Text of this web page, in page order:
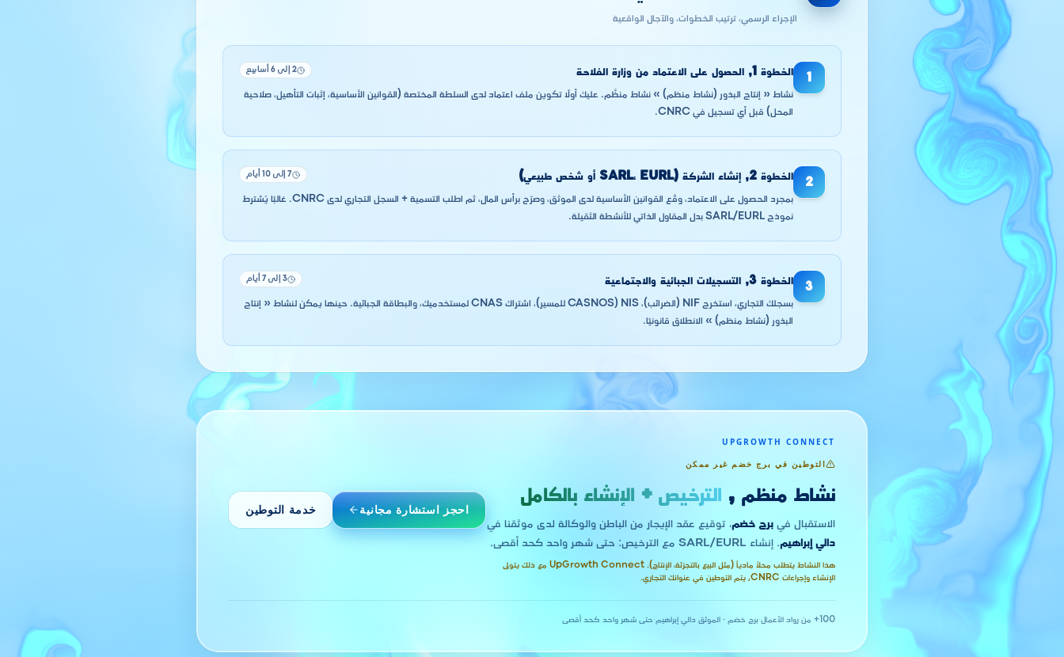
الإجراء الرسمي، ترتيب الخطوات، والآجال الواقعية
1 الخطوة 1
, الحصول على الاعتماد من وزارة الفلاحة 2 إلى 6 أسابيع
نشاط « إنتاج البذور (نشاط منظم) » نشاط منظَّم. عليك أولًا تكوين ملف اعتماد لدى السلطة المختصة (القوانين الأساسية، إثبات التأهيل، صلاحية
المحل) قبل أي تسجيل في CNRC.
2 الخطوة 2
, إنشاء الشركة (SARL، EURL أو شخص طبيعي) 7 إلى 10 أيام
بمجرد الحصول على الاعتماد، وقّع القوانين الأساسية لدى الموثق، وصرّح برأس المال، ثم اطلب التسمية + السجل التجاري لدى CNRC. غالبًا يُشترط
نموذج SARL/EURL بدل المقاول الذاتي للأنشطة الثقيلة.
3 الخطوة 3
, التسجيلات الجبائية والاجتماعية 3 إلى 7 أيام
بسجلك التجاري، استخرج NIF (الضرائب)، NIS (CASNOS للمسير)، اشتراك CNAS لمستخدميك، والبطاقة الجبائية. حينها يمكن لنشاط « إنتاج
البذور (نشاط منظم) » الانطلاق قانونيًا.
UPGROWTH CONNECT
التوطين في برج خضم غير ممكن
نشاط منظم , الترخيص + الإنشاء بالكامل
الاستقبال في برج خضم، توقيع عقد الإيجار من الباطن والوكالة لدى موثقنا في
دالي إبراهيم. إنشاء SARL/EURL مع الترخيص: حتى شهر واحد كحد أقصى.
هذا النشاط يتطلب محلاً مادياً (مثل البيع بالتجزئة، الإنتاج). UpGrowth Connect مع ذلك يتولى
الإنشاء وإجراءات CNRC, يتم التوطين في عنوانك التجاري.
احجز استشارة مجانية خدمة التوطين
100+ من رواد الأعمال · برج خضم · الموثق دالي إبراهيم · حتى شهر واحد كحد أقصى